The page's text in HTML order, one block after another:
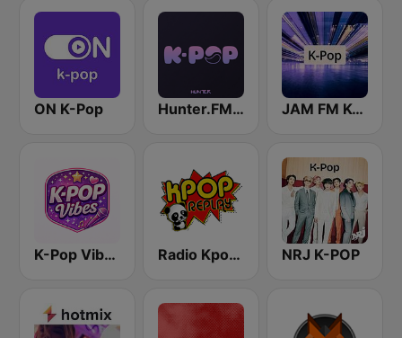
ON K-Pop Hunter.FM - K-pop JAM FM K-pop
K-Pop Vibes Radio Kpop Replay NRJ K-POP